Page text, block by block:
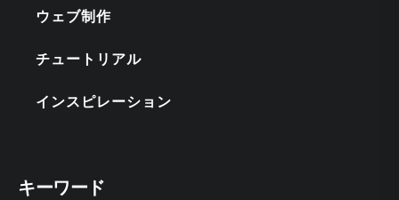
ウェブ制作
チュートリアル
インスピレーション
キーワード